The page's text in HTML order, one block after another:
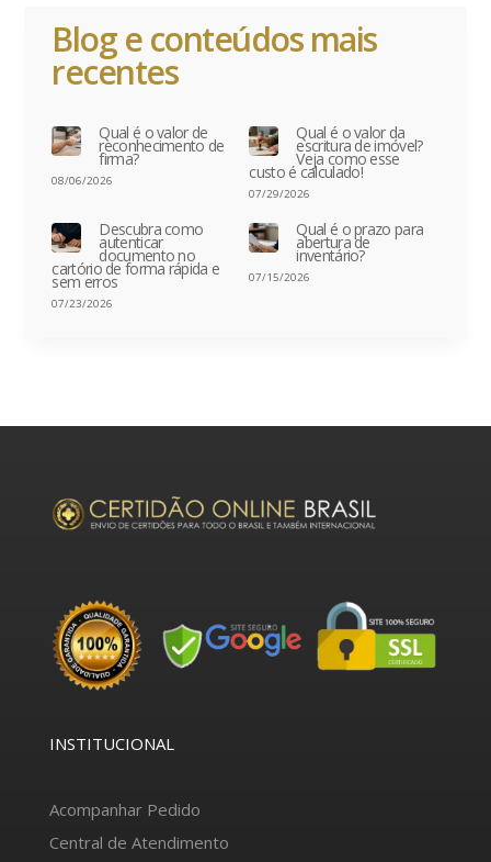
Blog e conteúdos mais
recentes
Qual é o valor de
reconhecimento de
firma?
08/06/2026
Qual é o valor da
escritura de imóvel?
Veja como esse
custo é calculado!
07/29/2026
Descubra como
autenticar
documento no
cartório de forma rápida e
sem erros
07/23/2026
Qual é o prazo para
abertura de
inventário?
07/15/2026
INSTITUCIONAL
Acompanhar Pedido
Central de Atendimento